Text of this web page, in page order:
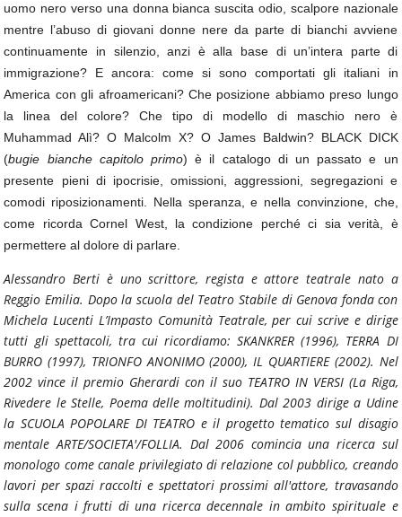
uomo nero verso una donna bianca suscita odio, scalpore nazionale
mentre l’abuso di giovani donne nere da parte di bianchi avviene
continuamente in silenzio, anzi è alla base di un’intera parte di
immigrazione? E ancora: come si sono comportati gli italiani in
America con gli afroamericani? Che posizione abbiamo preso lungo
la linea del colore? Che tipo di modello di maschio nero è
Muhammad Alì? O Malcolm X? O James Baldwin? BLACK DICK
(bugie bianche capitolo primo) è il catalogo di un passato e un
presente pieni di ipocrisie, omissioni, aggressioni, segregazioni e
comodi riposizionamenti. Nella speranza, e nella convinzione, che,
come ricorda Cornel West, la condizione perché ci sia verità, è
permettere al dolore di parlare.
Alessandro Berti è uno scrittore, regista e attore teatrale nato a
Reggio Emilia. Dopo la scuola del Teatro Stabile di Genova fonda con
Michela Lucenti L’Impasto Comunità Teatrale, per cui scrive e dirige
tutti gli spettacoli, tra cui ricordiamo: SKANKRER (1996), TERRA DI
BURRO (1997), TRIONFO ANONIMO (2000), IL QUARTIERE (2002). Nel
2002 vince il premio Gherardi con il suo TEATRO IN VERSI (La Riga,
Rivedere le Stelle, Poema delle moltitudini). Dal 2003 dirige a Udine
la SCUOLA POPOLARE DI TEATRO e il progetto tematico sul disagio
mentale ARTE/SOCIETA'/FOLLIA. Dal 2006 comincia una ricerca sul
monologo come canale privilegiato di relazione col pubblico, creando
lavori per spazi raccolti e spettatori prossimi all'attore, travasando
sulla scena i frutti di una ricerca decennale in ambito spirituale e